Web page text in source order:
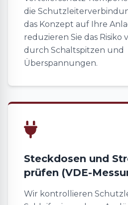
die
das Konzept auf Ihre
reduzieren Sie das Risiko
durch Schaltspitzen und
Überspannungen.
Steckdosen und
prüfen (VDE-
Wir kontrollieren